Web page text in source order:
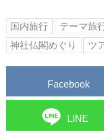
国内旅行 テーマ旅
神社仏閣めぐり
ツ
Facebook
LINE